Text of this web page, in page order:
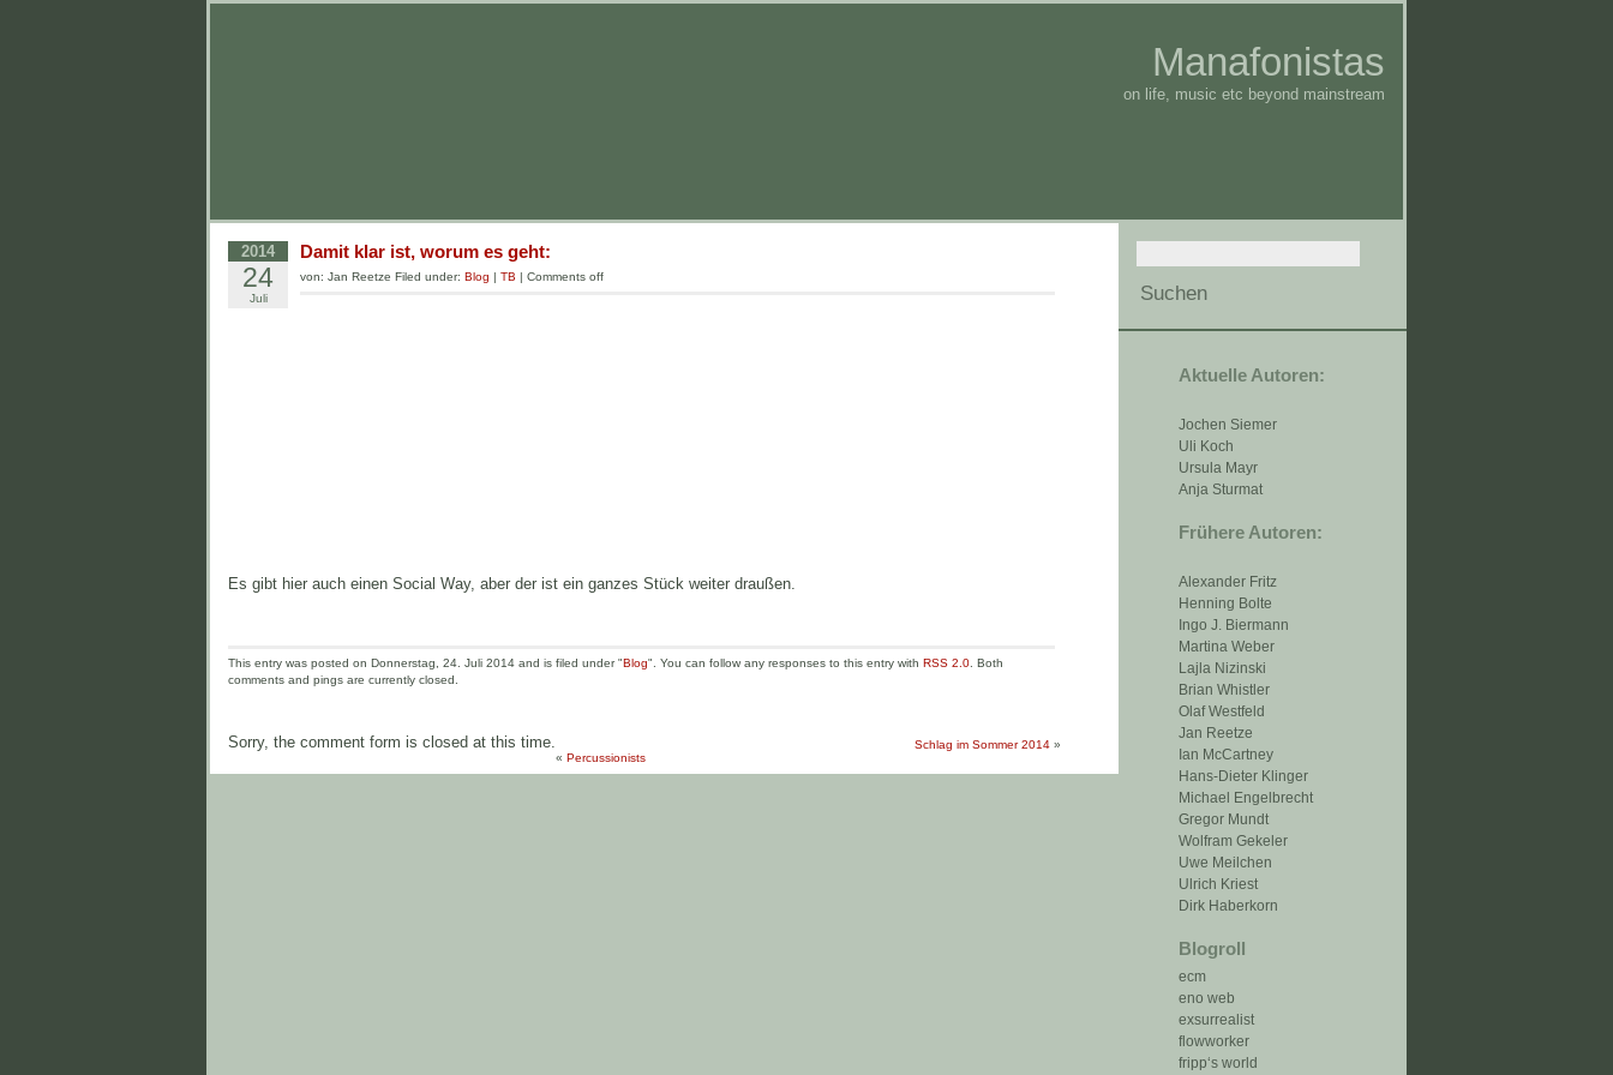
Manafonistas
on life, music etc beyond mainstream
Aktuelle Autoren:
Jochen Siemer
Uli Koch
Ursula Mayr
Anja Sturmat
Frühere Autoren:
Alexander Fritz
Henning Bolte
Ingo J. Biermann
Martina Weber
Lajla Nizinski
Brian Whistler
Olaf Westfeld
Jan Reetze
Ian McCartney
Hans-Dieter Klinger
Michael Engelbrecht
Gregor Mundt
Wolfram Gekeler
Uwe Meilchen
Ulrich Kriest
Dirk Haberkorn
Blogroll
ecm
eno web
exsurrealist
flowworker
fripp‘s world
2014
24
Juli
Damit klar ist, worum es geht:
von: Jan Reetze Filed under: Blog | TB | Comments off
Es gibt hier auch einen Social Way, aber der ist ein ganzes Stück weiter draußen.
This entry was posted on Donnerstag, 24. Juli 2014 and is filed under "Blog". You can follow any responses to this entry with RSS 2.0. Both
comments and pings are currently closed.
Sorry, the comment form is closed at this time. Schlag im Sommer 2014 »
« Percussionists